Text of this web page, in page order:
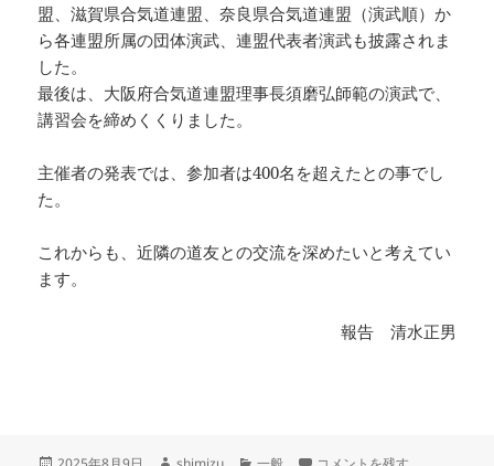
盟、滋賀県合気道連盟、奈良県合気道連盟（演武順）か
ら各連盟所属の団体演武、連盟代表者演武も披露されま
した。
最後は、大阪府合気道連盟理事長須磨弘師範の演武で、
講習会を締めくくりました。
主催者の発表では、参加者は400名を超えたとの事でし
た。
これからも、近隣の道友との交流を深めたいと考えてい
ます。
報告 清水正男